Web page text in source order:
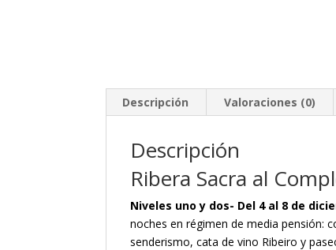
Descripción Valoraciones (0)
Descripción
Ribera Sacra al
Niveles uno y dos- Del 4 al 8 de
noches en régimen de media pensión:
senderismo, cata de vino Ribeiro y